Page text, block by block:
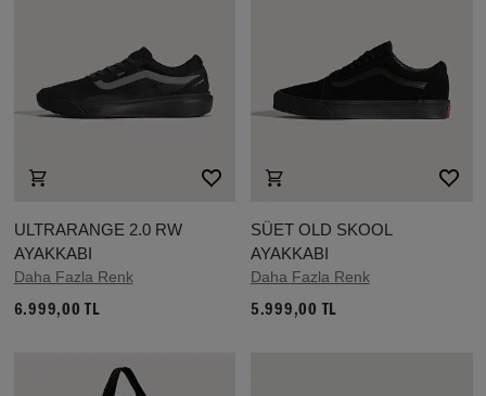
ULTRARANGE 2.0 RW
AYAKKABI
Daha Fazla Renk
6.999,00 TL
SÜET OLD SKOOL
AYAKKABI
Daha Fazla Renk
5.999,00 TL